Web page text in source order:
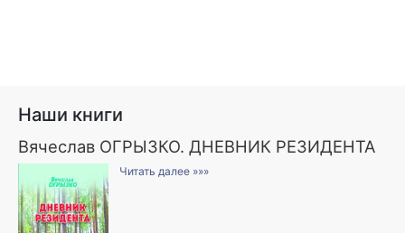
Наши книги
Вячеслав ОГРЫЗКО. ДНЕВНИК РЕЗИДЕНТА
Читать далее »»»